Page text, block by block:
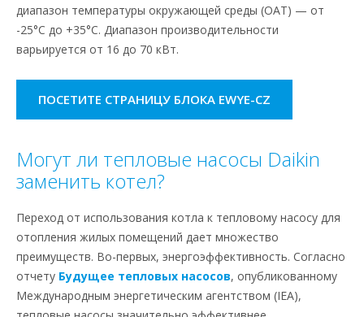
диапазон температуры окружающей среды (OAT) — от
-25°C до +35°C. Диапазон производительности
варьируется от 16 до 70 кВт.
ПОСЕТИТЕ СТРАНИЦУ БЛОКА EWYE-CZ
Могут ли тепловые насосы Daikin
заменить котел?
Переход от использования котла к тепловому насосу для
отопления жилых помещений дает множество
преимуществ. Во-первых, энергоэффективность. Согласно
отчету Будущее тепловых насосов, опубликованному
Международным энергетическим агентством (IEA),